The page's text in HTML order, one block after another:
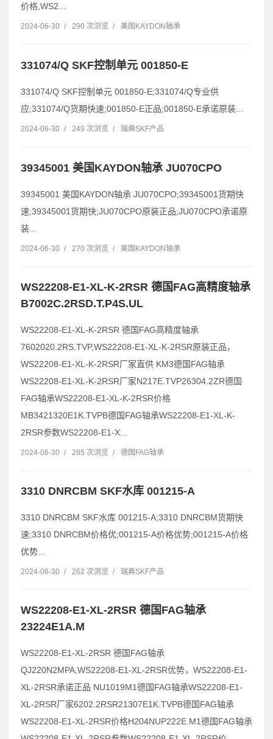
价格,WS2...
2024-06-30 / 290 次浏览 / 美国KAYDON轴承
331074/Q SKF控制单元 001850-E
331074/Q SKF控制单元 001850-E;331074/Q专业供
应;331074/Q货期快速;001850-E正品;001850-E承诺原装...
2024-06-30 / 249 次浏览 / 瑞典SKF产品
39345001 美国KAYDON轴承 JU070CPO
39345001 美国KAYDON轴承 JU070CPO;39345001货期快
速;39345001货期快;JU070CPO原装正品;JU070CPO承诺原
装...
2024-06-30 / 270 次浏览 / 美国KAYDON轴承
WS22208-E1-XL-K-2RSR 德国FAG高精度轴承
B7002C.2RSD.T.P4S.UL
WS22208-E1-XL-K-2RSR 德国FAG高精度轴承
7602020.2RS.TVP,WS22208-E1-XL-K-2RSR原装正品，
WS22208-E1-XL-K-2RSR厂家直供 KM3德国FAG轴承
WS22208-E1-XL-K-2RSR厂家N217E.TVP26304.2ZR德国
FAG轴承WS22208-E1-XL-K-2RSR价格
MB3421320E1K.TVPB德国FAG轴承WS22208-E1-XL-K-
2RSR参数WS22208-E1-X...
2024-06-30 / 285 次浏览 / 德国FAG轴承
3310 DNRCBM SKF水库 001215-A
3310 DNRCBM SKF水库 001215-A;3310 DNRCBM货期快
速;3310 DNRCBM价格优;001215-A价格优势;001215-A价格
优势...
2024-06-30 / 262 次浏览 / 瑞典SKF产品
WS22208-E1-XL-2RSR 德国FAG轴承
23224E1A.M
WS22208-E1-XL-2RSR 德国FAG轴承
QJ220N2MPA,WS22208-E1-XL-2RSR优势，WS22208-E1-
XL-2RSR承诺正品 NU1019M1德国FAG轴承WS22208-E1-
XL-2RSR厂家6202.2RSR21307E1K.TVPB德国FAG轴承
WS22208-E1-XL-2RSR价格H204NUP222E.M1德国FAG轴承